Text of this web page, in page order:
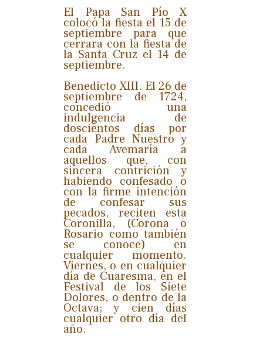
El Papa San Pío X
colocó la fiesta el 15 de
septiembre para que
cerrara con la fiesta de
la Santa Cruz el 14 de
septiembre.
Benedicto XIII. El 26 de
septiembre de 1724,
concedió una
indulgencia de
doscientos días por
cada Padre Nuestro y
cada Avemaría a
aquellos que, con
sincera contrición y
habiendo confesado o
con la firme intención
de confesar sus
pecados, reciten esta
Coronilla, (Corona o
Rosario como también
se conoce) en
cualquier momento.
Viernes, o en cualquier
día de Cuaresma, en el
Festival de los Siete
Dolores, o dentro de la
Octava; y cien días
cualquier otro día del
año.